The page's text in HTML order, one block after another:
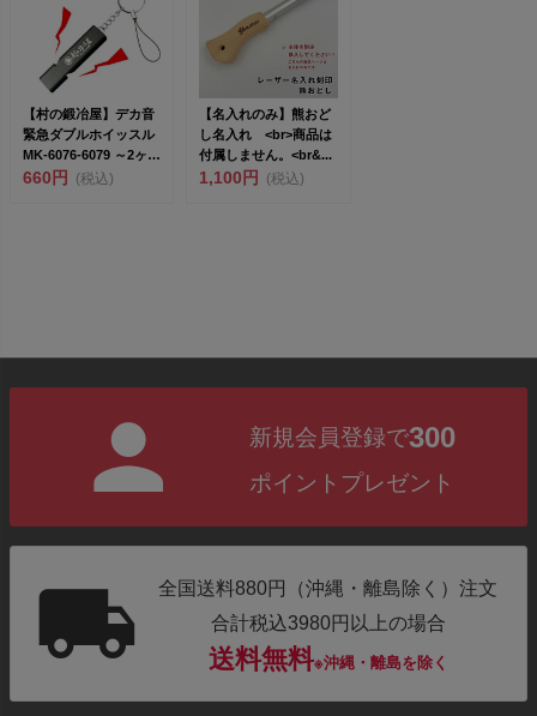
【村の鍛冶屋】デカ音
緊急ダブルホイッスル
MK-6076-6079 ～2ヶ所
から音...
660円 (税込)
【名入れのみ】熊おど
し名入れ <br>商品は
付属しません。<br&...
1,100円 (税込)
新規会員登録で300
ポイントプレゼント
全国送料880円（沖縄・離島除く）注文
合計税込3980円以上の場合
送料無料※沖縄・離島を除く